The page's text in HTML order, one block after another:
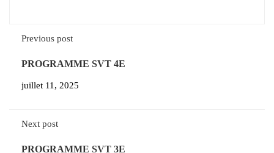
Previous post
PROGRAMME SVT 4E
juillet 11, 2025
Next post
PROGRAMME SVT 3E